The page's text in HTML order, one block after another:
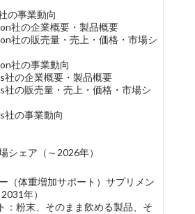
の事業動向
社の企業概要・製品概要
社の販売量・売上・価格・市場シ
社の事業動向
社の企業概要・製品概要
社の販売量・売上・価格・市場シ
社の事業動向
シェア（～2026年）
（体重増加サポート）サプリメン
年）
：粉末、そのまま飲める製品、そ